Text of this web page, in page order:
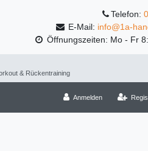
Telefon:
E-Mail: info@1a-
Öffnungszeiten: Mo - Fr
& Rückentraining
Anmelden